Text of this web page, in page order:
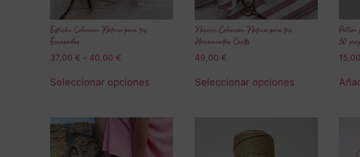
Estuche Colección Natura para tus
Escapadas
37,00 € - 40,00 €
Seleccionar opciones
Neceser Colección Natura para tus
Herramientas Crafts
49,00 €
Seleccionar opciones
Patrón
30
15,00